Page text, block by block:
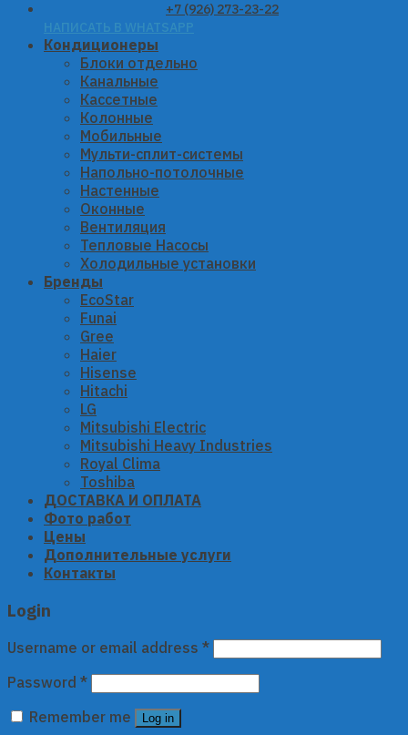
+7 (926) 273-23-22
НАПИСАТЬ В WHATSAPP
Кондиционеры
Блоки отдельно
Канальные
Кассетные
Колонные
Мобильные
Мульти-сплит-системы
Напольно-потолочные
Настенные
Оконные
Вентиляция
Тепловые Насосы
Холодильные установки
Бренды
EcoStar
Funai
Gree
Haier
Hisense
Hitachi
LG
Mitsubishi Electric
Mitsubishi Heavy Industries
Royal Clima
Toshiba
ДОСТАВКА И ОПЛАТА
Фото работ
Цены
Дополнительные услуги
Контакты
Login
Username or email address *
Password *
Remember me
Log in